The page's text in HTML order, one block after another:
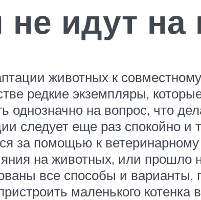
идут на
животных к
редкие экземпляры,
однозначно на вопрос, что
следует еще раз спокойно
за помощью к ветеринарному
на животных, или прошло
все способы и
маленького котенка